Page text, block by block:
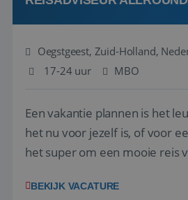
Oegstgeest, Zuid-Holland,
17-24 uur
MBO
Een vakantie plannen is het
het nu voor jezelf is, of voor
het super om een mooie reis
vakantiegangers de meest
BEKIJK VACATURE